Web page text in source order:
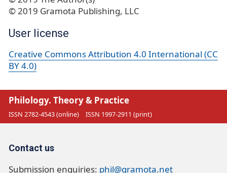
© 2019 Gramota Publishing, LLC
User license
Creative Commons Attribution 4.0 International (CC
BY 4.0)
Philology. Theory & Practice
ISSN 2782-4543 (online) ISSN 1997-2911 (print)
Contact us
Submission enquiries: phil@gramota.net